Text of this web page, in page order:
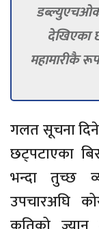
देखिएका
महामारीकै
गलत सूचना
छट्पटाएका
भन्दा तुच्छ
उपचारअघि